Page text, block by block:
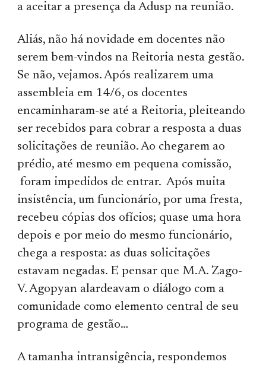
a aceitar a presença da Adusp na reunião.
Aliás, não há novidade em docentes não
serem bem-vindos na Reitoria nesta gestão.
Se não, vejamos. Após realizarem uma
assembleia em 14/6, os docentes
encaminharam-se até a Reitoria, pleiteando
ser recebidos para cobrar a resposta a duas
solicitações de reunião. Ao chegarem ao
prédio, até mesmo em pequena comissão,
foram impedidos de entrar. Após muita
insistência, um funcionário, por uma fresta,
recebeu cópias dos ofícios; quase uma hora
depois e por meio do mesmo funcionário,
chega a resposta: as duas solicitações
estavam negadas. E pensar que M.A. Zago-
V. Agopyan alardeavam o diálogo com a
comunidade como elemento central de seu
programa de gestão…
A tamanha intransigência, respondemos